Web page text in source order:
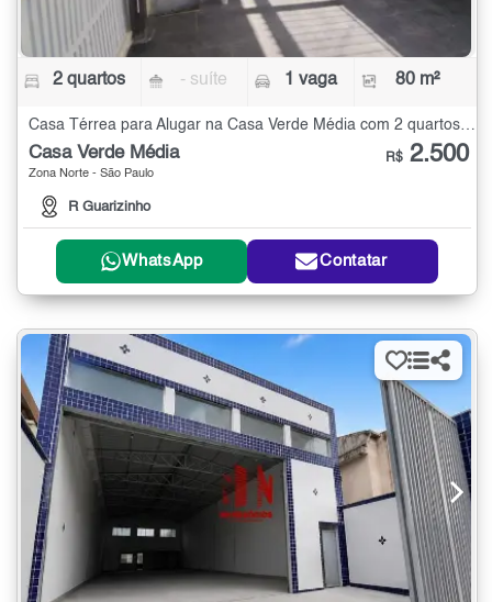
2 quartos - suíte 1 vaga 80 m²
Casa Térrea para Alugar na Casa Verde Média com 2 quartos - 80 m²
Casa Verde Média
Zona Norte - São Paulo
R Guarizinho
R$ 2.500
WhatsApp Contatar